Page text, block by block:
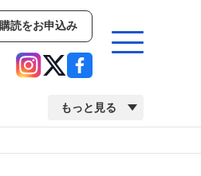
購読をお申込み
もっと見る
イベント